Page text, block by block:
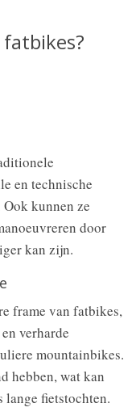
en technische
kunnen ze
door
kan zijn.
frame van fatbikes,
verharde
mountainbikes.
hebben, wat kan
fietstochten.